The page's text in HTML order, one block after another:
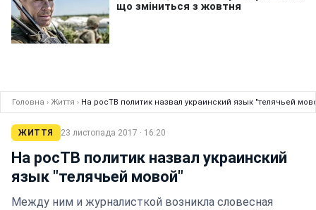
Головна › Життя › На росТВ политик назвал украинский язык "телячьей
ЖИТТЯ 23 листопада 2017 · 16:20
На росТВ политик назвал украинский
язык "телячьей мовой"
Между ним и журналисткой возникла словесная